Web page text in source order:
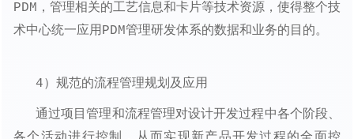
PDM，管理相关的工艺信息和卡片等技术资源，使得整个技
术中心统一应用PDM管理研发体系的数据和业务的目的。
4）规范的流程管理规划及应用
通过项目管理和流程管理对设计开发过程中各个阶段、